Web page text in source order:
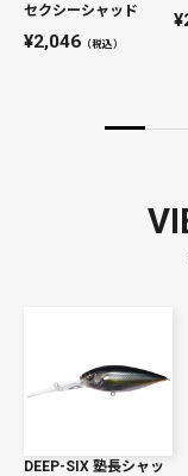
セクシーシャッド
2,046 （税込）
DEEP-SIX 塾長シャッ